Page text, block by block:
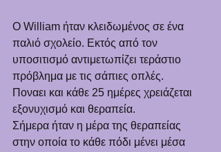
Ο William ήταν κλειδωμένος σε ένα
παλιό σχολείο. Εκτός από τον
υποσιτισμό αντιμετωπίζει τεράστιο
πρόβλημα με τις σάπιες οπλές.
Ποναει και κάθε 25 ημέρες χρειάζεται
εξονυχισμό και θεραπεία.
Σήμερα ήταν η μέρα της θεραπείας
στην οποία το κάθε πόδι μένει μέσα